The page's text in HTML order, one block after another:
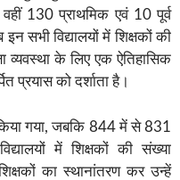
130 प्राथमिक एवं 10 पूर्व
सभी विद्यालयों में शिक्षकों की
व्यवस्था के लिए एक ऐतिहासिक
प्रयास को दर्शाता है।
गया, जबकि 844 में से 831
में शिक्षकों की संख्या
का स्थानांतरण कर उन्हें